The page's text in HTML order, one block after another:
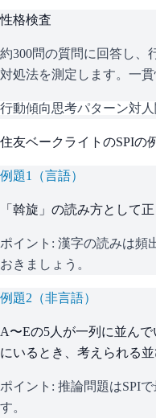
性格検査
約300問の質問に回答し、
対処法を測定します。一
行動傾向思考パターン対
住友ベークライト のSPIの
例題1 （言語）
「斡旋」の読み方として
ポイント: 漢字の読みは頻
おきましょう。
例題2 （非言語）
A〜Eの5人が一列に並ん
にいるとき、考えられる並
ポイント: 推論問題はSPI
す。